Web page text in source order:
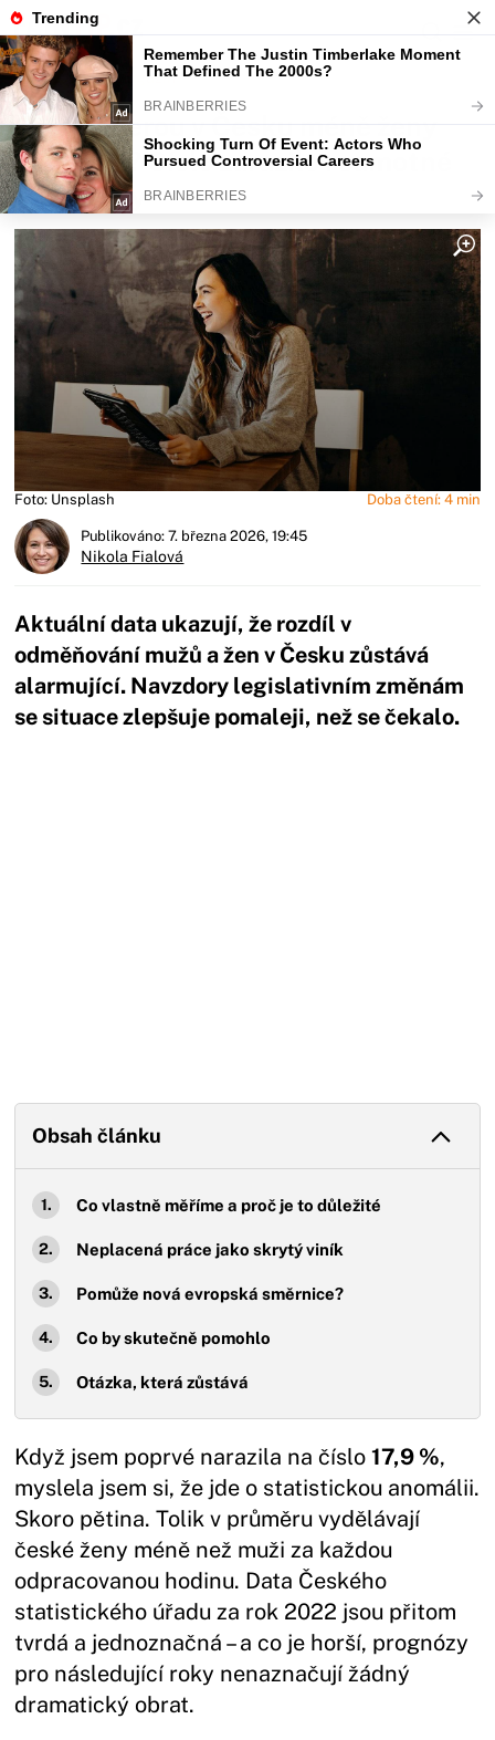
Fajntip.cz Magazín
O kolik berou v Česku méně ženy
než muži? Číslo zarazilo i samotné
odborníky
Foto: Unsplash Doba čtení: 4 min
Publikováno: 7. března 2026, 19:45
Nikola Fialová
Aktuální data ukazují, že rozdíl v
odměňování mužů a žen v Česku zůstává
alarmující. Navzdory legislativním změnám
se situace zlepšuje pomaleji, než se čekalo.
Obsah článku
Co vlastně měříme a proč je to důležité
Neplacená práce jako skrytý viník
Pomůže nová evropská směrnice?
Co by skutečně pomohlo
Otázka, která zůstává
Když jsem poprvé narazila na číslo17,9 %,
myslela jsem si, že jde o statistickou anomálii.
Skoro pětina. Tolik v průměru vydělávají
české ženy méně než muži za každou
odpracovanou hodinu. Data Českého
statistického úřadu za rok 2022 jsou přitom
tvrdá a jednoznačná – a co je horší, prognózy
pro následující roky nenaznačují žádný
dramatický obrat.